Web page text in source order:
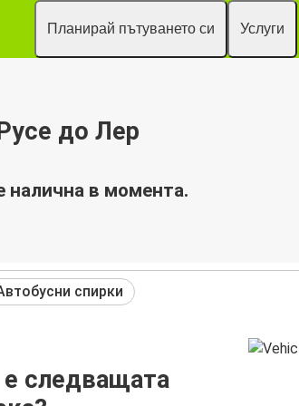
Планирай пътуването си Услуги
до Лер
налична в момента.
спирки
следващата